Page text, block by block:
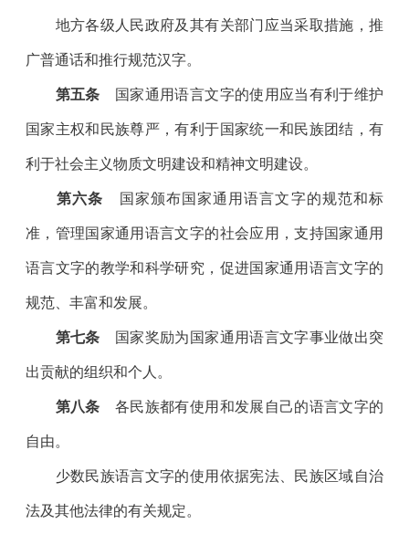
地方各级人民政府及其有关部门应当采取措施，推
广普通话和推行规范汉字。
第五条 国家通用语言文字的使用应当有利于维护
国家主权和民族尊严，有利于国家统一和民族团结，有
利于社会主义物质文明建设和精神文明建设。
第六条 国家颁布国家通用语言文字的规范和标
准，管理国家通用语言文字的社会应用，支持国家通用
语言文字的教学和科学研究，促进国家通用语言文字的
规范、丰富和发展。
第七条 国家奖励为国家通用语言文字事业做出突
出贡献的组织和个人。
第八条 各民族都有使用和发展自己的语言文字的
自由。
少数民族语言文字的使用依据宪法、民族区域自治
法及其他法律的有关规定。